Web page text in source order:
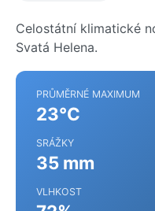
Celostátní klimatické
Svatá Helena.
PRŮMĚRNÉ MAXIMUM
23°C
SRÁŽKY
35 mm
VLHKOST